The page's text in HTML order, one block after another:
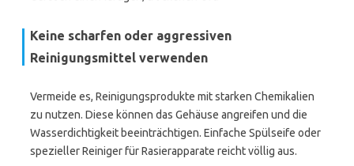
Keine scharfen oder aggressiven
Reinigungsmittel verwenden
Vermeide es, Reinigungsprodukte mit starken Chemikalien
zu nutzen. Diese können das Gehäuse angreifen und die
Wasserdichtigkeit beeinträchtigen. Einfache Spülseife oder
spezieller Reiniger für Rasierapparate reicht völlig aus.